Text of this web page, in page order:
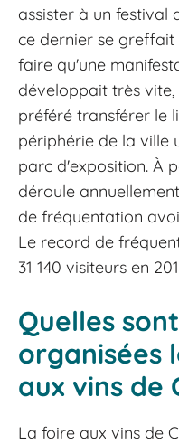
assister à un festival
ce dernier se
faire qu'une
développait très
préféré transférer le
périphérie de la ville
parc d'exposition. À
déroule
de fréquentation
Le record de
31 140 visiteurs en
Quelles
organisées
aux vins de
La foire aux vins de